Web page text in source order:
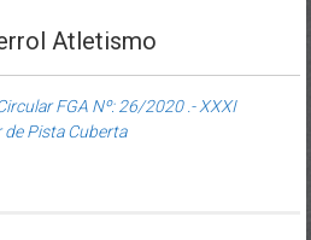
Atletismo
FGA Nº: 26/2020 .- XXXI
Pista Cuberta